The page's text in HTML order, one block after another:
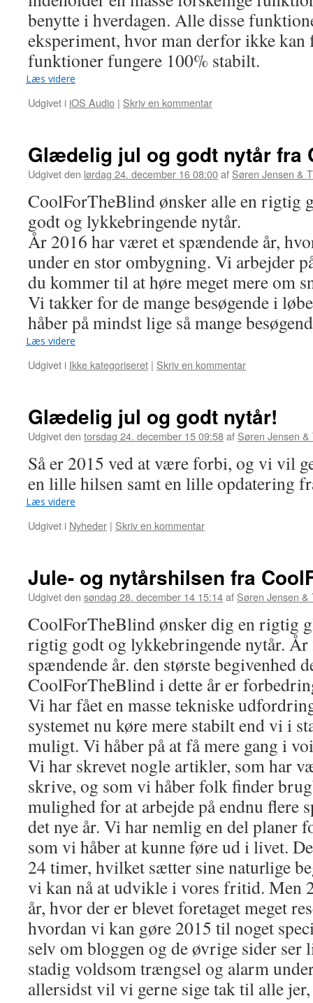
benytte i hverdagen. Alle disse
eksperiment, hvor man derfor ikke kan
funktioner fungere 100% stabilt.
Læs videre
Udgivet i iOS Audio | Skriv en kommentar
Glædelig jul og godt nytår fra
Udgivet den lørdag 24. december 16 08:00af Søren Jensen &
CoolForTheBlind ønsker alle en rigtig
godt og lykkebringende nytår.
År 2016 har været et spændende år,
under en stor ombygning. Vi arbejder
du kommer til at høre meget mere om
Vi takker for de mange besøgende i
håber på mindst lige så mange
Læs videre
Udgivet i Ikke kategoriseret | Skriv en kommentar
Glædelig jul og godt nytår!
Udgivet den torsdag 24. december 15 09:58af Søren Jensen
Så er 2015 ved at være forbi, og vi vil
en lille hilsen samt en lille opdatering
Læs videre
Udgivet i Nyheder | Skriv en kommentar
Jule- og nytårshilsen fra
Udgivet den søndag 28. december 14 15:14af Søren Jensen &
CoolForTheBlind ønsker dig en rigtig
rigtig godt og lykkebringende nytår.
spændende år. den største begivenhed
CoolForTheBlind i dette år er
Vi har fået en masse tekniske
systemet nu køre mere stabilt end vi i
muligt. Vi håber på at få mere gang i
Vi har skrevet nogle artikler, som har
skrive, og som vi håber folk finder
mulighed for at arbejde på endnu flere
det nye år. Vi har nemlig en del planer
som vi håber at kunne føre ud i livet.
24 timer, hvilket sætter sine naturlige
vi kan nå at udvikle i vores fritid. Men
år, hvor der er blevet foretaget meget
hvordan vi kan gøre 2015 til noget
selv om bloggen og de øvrige sider ser
stadig voldsom trængsel og alarm
allersidst vil vi gerne sige tak til alle